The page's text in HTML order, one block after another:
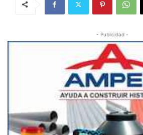
- Publicidad -